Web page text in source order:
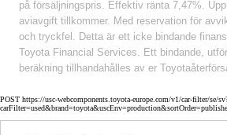
på försäljningspris. Effektiv ränta 7,47%.
aviavgift tillkommer. Med reservation för
och tryckfel. Detta är ett icke bindande
Toyota Financial Services. Ett bindande,
beräkning tillhandahålles av er
POST https://usc-webcomponents.toyota-europe.com/v1/car-filter/se/